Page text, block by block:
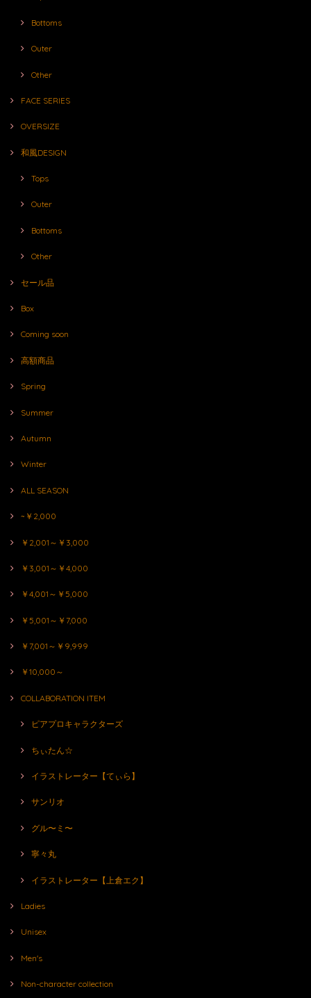
Bottoms
Outer
Other
FACE SERIES
OVERSIZE
和風DESIGN
Tops
Outer
Bottoms
Other
セール品
Box
Coming soon
高額商品
Spring
Summer
Autumn
Winter
ALL SEASON
~￥2,000
￥2,001～￥3,000
￥3,001～￥4,000
￥4,001～￥5,000
￥5,001～￥7,000
￥7,001～￥9,999
￥10,000～
COLLABORATION ITEM
ピアプロキャラクターズ
ちぃたん☆
イラストレーター【てぃら】
サンリオ
グル〜ミ〜
寧々丸
イラストレーター【上倉エク】
Ladies
Unisex
Men's
Non-character collection